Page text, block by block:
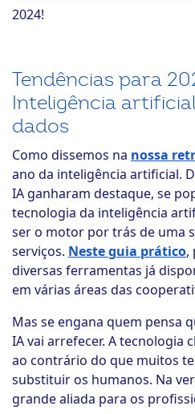
2024!
Tendências para
Inteligência
dados
Como dissemos na nossa
ano da inteligência artificial.
IA ganharam destaque, se
tecnologia da inteligência
ser o motor por trás de uma
serviços. Neste guia prático,
diversas ferramentas já
em várias áreas das
Mas se engana quem pensa
IA vai arrefecer. A tecnologia
ao contrário do que muitos
substituir os humanos. Na
grande aliada para os